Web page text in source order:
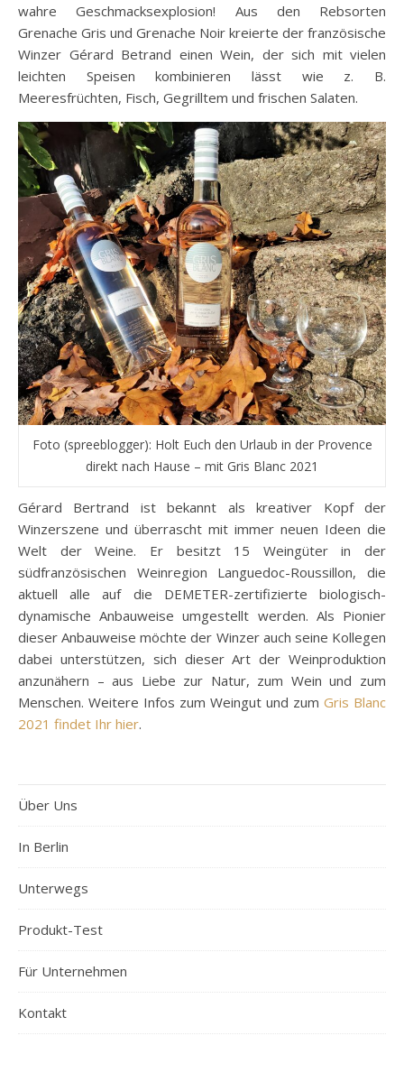
wahre Geschmacksexplosion! Aus den Rebsorten
Grenache Gris und Grenache Noir kreierte der französische
Winzer Gérard Betrand einen Wein, der sich mit vielen
leichten Speisen kombinieren lässt wie z. B.
Meeresfrüchten, Fisch, Gegrilltem und frischen Salaten.
Foto (spreeblogger): Holt Euch den Urlaub in der Provence
direkt nach Hause – mit Gris Blanc 2021
Gérard Bertrand ist bekannt als kreativer Kopf der
Winzerszene und überrascht mit immer neuen Ideen die
Welt der Weine. Er besitzt 15 Weingüter in der
südfranzösischen Weinregion Languedoc-Roussillon, die
aktuell alle auf die DEMETER-zertifizierte biologisch-
dynamische Anbauweise umgestellt werden. Als Pionier
dieser Anbauweise möchte der Winzer auch seine Kollegen
dabei unterstützen, sich dieser Art der Weinproduktion
anzunähern – aus Liebe zur Natur, zum Wein und zum
Menschen. Weitere Infos zum Weingut und zum Gris Blanc
2021 findet Ihr hier.
Über Uns
In Berlin
Unterwegs
Produkt-Test
Für Unternehmen
Kontakt